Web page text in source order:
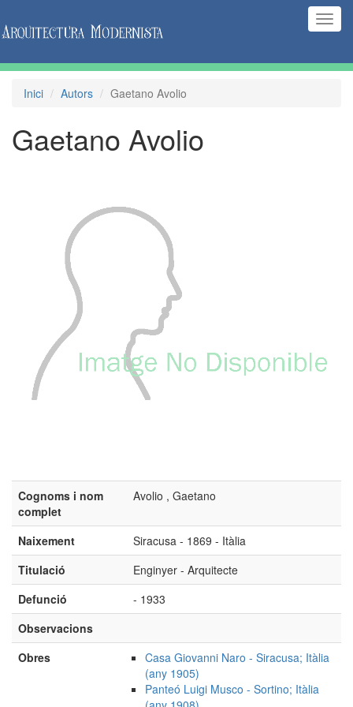
Inici Autors Gaetano Avolio
Gaetano Avolio
Cognoms i nom
complet
Avolio , Gaetano
Naixement
Siracusa - 1869 - Itàlia
Titulació
Enginyer - Arquitecte
Defunció
- 1933
Observacions
Obres
Casa Giovanni Naro - Siracusa; Itàlia
(any 1905)
Panteó Luigi Musco - Sortino; Itàlia